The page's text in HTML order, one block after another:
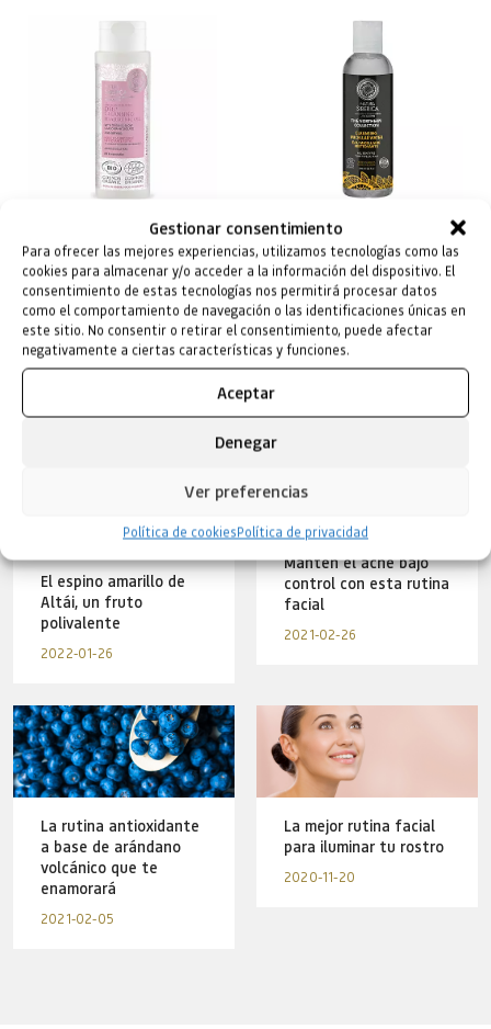
Gestionar consentimiento
Para ofrecer las mejores experiencias, utilizamos tecnologías como las
cookies para almacenar y/o acceder a la información del dispositivo. El
consentimiento de estas tecnologías nos permitirá procesar datos
como el comportamiento de navegación o las identificaciones únicas en
este sitio. No consentir o retirar el consentimiento, puede afectar
negativamente a ciertas características y funciones.
Aceptar
Denegar
Ver preferencias
Política de cookiesPolítica de privacidad
Aceite Hialurónico Limpieza
profunda Antienvejecimiento
9,29€
Agua micelar Limpiadora
12,99€
El espino amarillo de
Altái, un fruto
polivalente
2022-01-26
Mantén el acné bajo
control con esta rutina
facial
2021-02-26
La rutina antioxidante
a base de arándano
volcánico que te
enamorará
2021-02-05
La mejor rutina facial
para iluminar tu rostro
2020-11-20